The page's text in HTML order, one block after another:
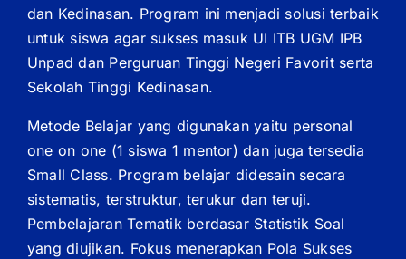
dan Kedinasan. Program ini menjadi solusi terbaik
untuk siswa agar sukses masuk UI ITB UGM IPB
Unpad dan Perguruan Tinggi Negeri Favorit serta
Sekolah Tinggi Kedinasan.
Metode Belajar yang digunakan yaitu personal
one on one (1 siswa 1 mentor) dan juga tersedia
Small Class. Program belajar didesain secara
sistematis, terstruktur, terukur dan teruji.
Pembelajaran Tematik berdasar Statistik Soal
yang diujikan. Fokus menerapkan Pola Sukses